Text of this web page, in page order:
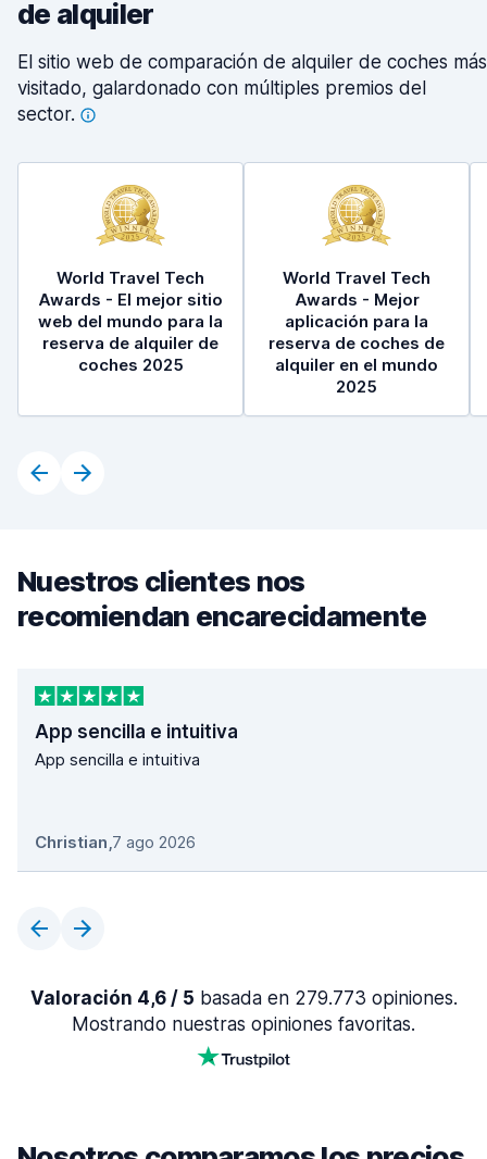
de alquiler
El sitio web de comparación de alquiler de coches más
visitado, galardonado con múltiples premios del
sector.
World Travel Tech
Awards - El mejor sitio
web del mundo para la
reserva de alquiler de
coches 2025
World Travel Tech
Awards - Mejor
aplicación para la
reserva de coches de
alquiler en el mundo
2025
Nuestros clientes nos
recomiendan encarecidamente
App sencilla e intuitiva
App sencilla e intuitiva
Christian,7 ago 2026
Valoración 4,6 / 5 basada en 279.773 opiniones.
Mostrando nuestras opiniones favoritas.